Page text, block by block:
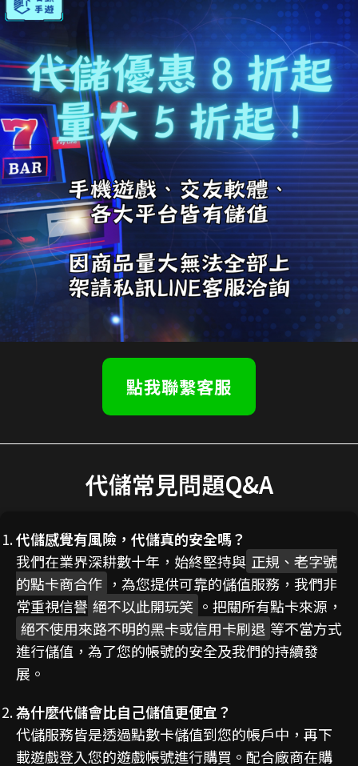
點我聯繫客服
代儲常見問題Q&A
代儲感覺有風險，代儲真的安全嗎？
我們在業界深耕數十年，始終堅持與 正規、老字號
的點卡商合作 ，為您提供可靠的儲值服務，我們非
常重視信譽 絕不以此開玩笑 。把關所有點卡來源，
絕不使用來路不明的黑卡或信用卡刷退 等不當方式
進行儲值，為了您的帳號的安全及我們的持續發
展。
為什麼代儲會比自己儲值更便宜？
代儲服務皆是透過點數卡儲值到您的帳戶中，再下
載遊戲登入您的遊戲帳號進行購買。配合廠商在購